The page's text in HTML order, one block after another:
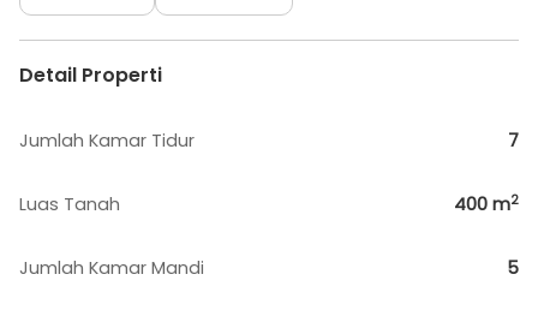
Detail Properti
Jumlah Kamar Tidur 7
Luas Tanah 400 m2
Jumlah Kamar Mandi 5